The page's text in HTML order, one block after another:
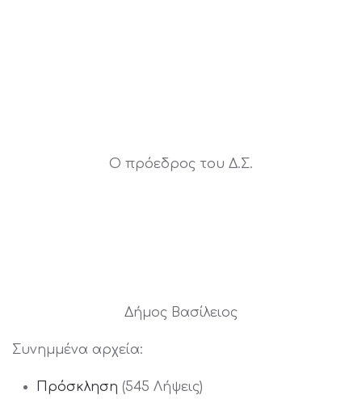
Ο πρόεδρος του Δ.Σ.
Δήμος Βασίλειος
Συνημμένα αρχεία:
Πρόσκληση (545 Λήψεις)